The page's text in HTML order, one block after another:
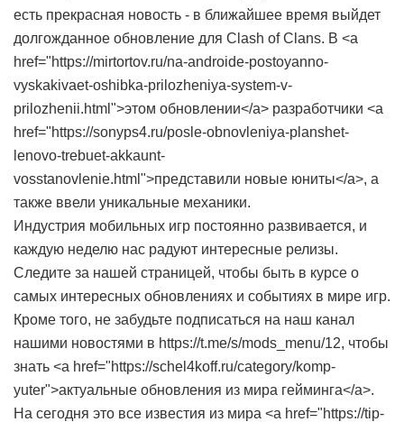
есть прекрасная новость - в ближайшее время выйдет
долгожданное обновление для Clash of Clans. В <a
href="https://mirtortov.ru/na-androide-postoyanno-
vyskakivaet-oshibka-prilozheniya-system-v-
prilozhenii.html">этом обновлении</a> разработчики <a
href="https://sonyps4.ru/posle-obnovleniya-planshet-
lenovo-trebuet-akkaunt-
vosstanovlenie.html">представили новые юниты</a>, а
также ввели уникальные механики.
Индустрия мобильных игр постоянно развивается, и
каждую неделю нас радуют интересные релизы.
Следите за нашей страницей, чтобы быть в курсе о
самых интересных обновлениях и событиях в мире игр.
Кроме того, не забудьте подписаться на наш канал
нашими новостями в https://t.me/s/mods_menu/12, чтобы
знать <a href="https://schel4koff.ru/category/komp-
yuter">актуальные обновления из мира гейминга</a>.
На сегодня это все известия из мира <a href="https://tip-